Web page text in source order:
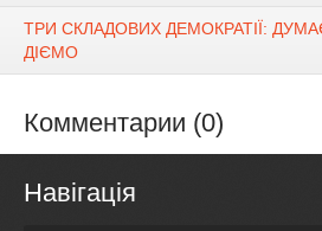
ТРИ СКЛАДОВИХ ДЕМОКРАТІЇ:
ДІЄМО
Комментарии (0)
Навігація